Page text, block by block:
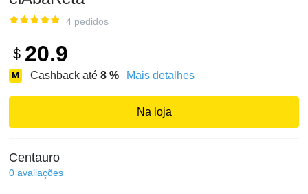
4 pedidos
$ 20.9
Cashback até 8 % Mais detalhes
Na loja
Centauro
0 avaliações